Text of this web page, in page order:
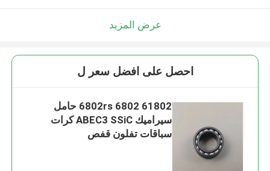
عرض المزيد
احصل على افضل سعر ل
61802 6802rs 6802 حامل
سيراميك ABEC3 SSiC كرات
سباقات تفلون قفص